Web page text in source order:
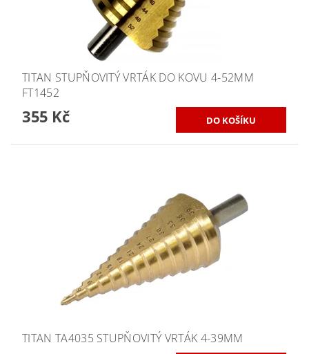
TITAN STUPŇOVITÝ VRTÁK DO KOVU 4-52MM
FT1452
355 Kč
TITAN TA4035 STUPŇOVITÝ VRTÁK 4-39MM